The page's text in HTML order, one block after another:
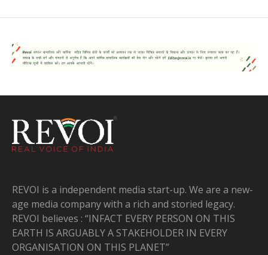
REVOI is a independent media start-up. We are a new-
age media company with a rich and storied legacy.
REVOI believes : “INFACT EVERY PERSON ON THIS
EARTH IS ARGUABLY A STAKEHOLDER IN EVERY
ORGANISATION ON THIS PLANET”